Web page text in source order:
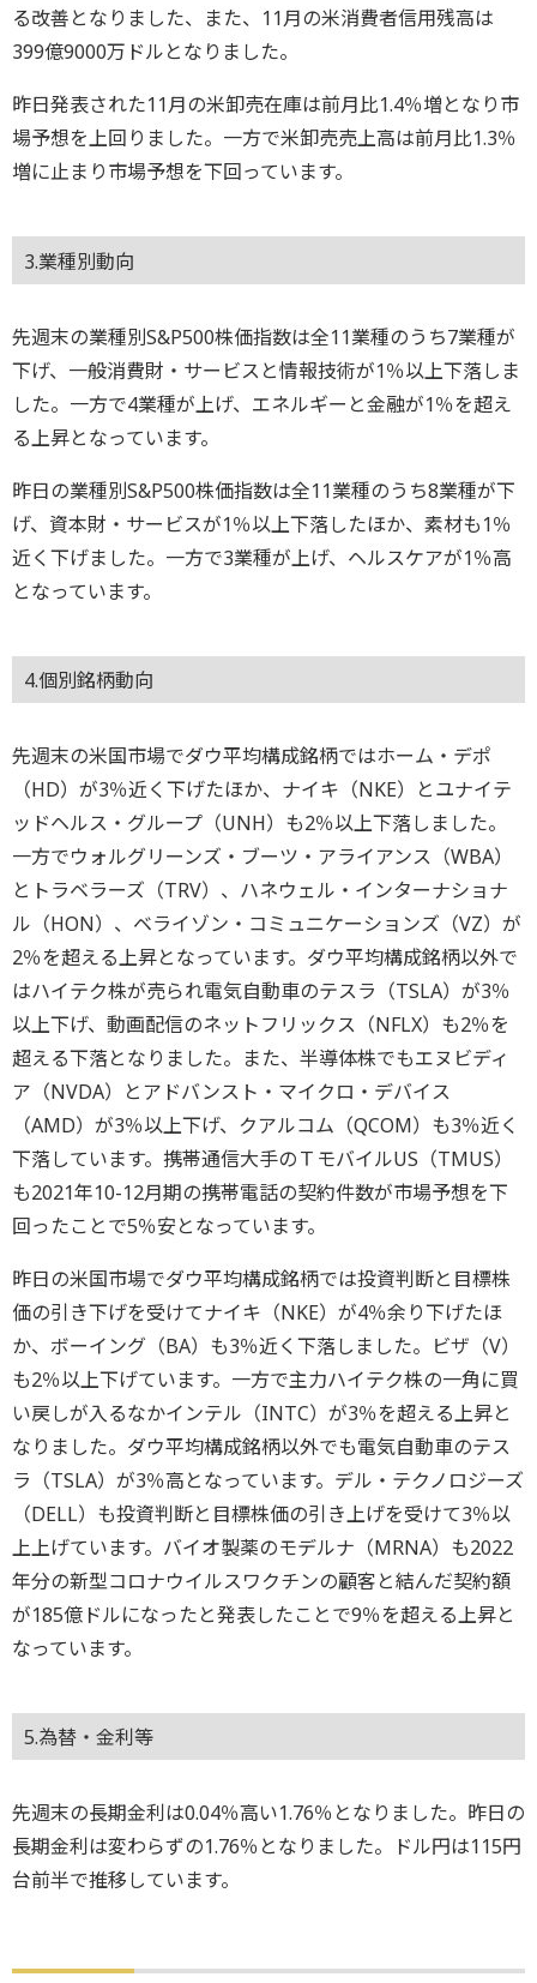
る改善となりました、また、11月の米消費者信用残高は
399億9000万ドルとなりました。
昨日発表された11月の米卸売在庫は前月比1.4％増となり市
場予想を上回りました。一方で米卸売売上高は前月比1.3％
増に止まり市場予想を下回っています。
3.業種別動向
先週末の業種別S&P500株価指数は全11業種のうち7業種が
下げ、一般消費財・サービスと情報技術が1％以上下落しま
した。一方で4業種が上げ、エネルギーと金融が1％を超え
る上昇となっています。
昨日の業種別S&P500株価指数は全11業種のうち8業種が下
げ、資本財・サービスが1％以上下落したほか、素材も1％
近く下げました。一方で3業種が上げ、ヘルスケアが1％高
となっています。
4.個別銘柄動向
先週末の米国市場でダウ平均構成銘柄ではホーム・デポ
（HD）が3％近く下げたほか、ナイキ（NKE）とユナイテ
ッドヘルス・グループ（UNH）も2％以上下落しました。
一方でウォルグリーンズ・ブーツ・アライアンス（WBA）
とトラベラーズ（TRV）、ハネウェル・インターナショナ
ル（HON）、ベライゾン・コミュニケーションズ（VZ）が
2％を超える上昇となっています。ダウ平均構成銘柄以外で
はハイテク株が売られ電気自動車のテスラ（TSLA）が3％
以上下げ、動画配信のネットフリックス（NFLX）も2％を
超える下落となりました。また、半導体株でもエヌビディ
ア（NVDA）とアドバンスト・マイクロ・デバイス
（AMD）が3％以上下げ、クアルコム（QCOM）も3％近く
下落しています。携帯通信大手のＴモバイルUS（TMUS）
も2021年10-12月期の携帯電話の契約件数が市場予想を下
回ったことで5％安となっています。
昨日の米国市場でダウ平均構成銘柄では投資判断と目標株
価の引き下げを受けてナイキ（NKE）が4％余り下げたほ
か、ボーイング（BA）も3％近く下落しました。ビザ（V）
も2％以上下げています。一方で主力ハイテク株の一角に買
い戻しが入るなかインテル（INTC）が3％を超える上昇と
なりました。ダウ平均構成銘柄以外でも電気自動車のテス
ラ（TSLA）が3％高となっています。デル・テクノロジーズ
（DELL）も投資判断と目標株価の引き上げを受けて3％以
上上げています。バイオ製薬のモデルナ（MRNA）も2022
年分の新型コロナウイルスワクチンの顧客と結んだ契約額
が185億ドルになったと発表したことで9％を超える上昇と
なっています。
5.為替・金利等
先週末の長期金利は0.04％高い1.76％となりました。昨日の
長期金利は変わらずの1.76％となりました。ドル円は115円
台前半で推移しています。